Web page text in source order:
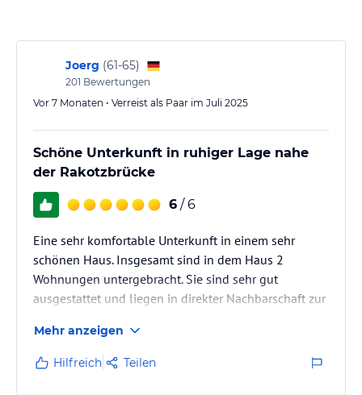
Joerg (61-65)
201 Bewertungen
Vor 7 Monaten • Verreist als Paar im Juli 2025
Schöne Unterkunft in ruhiger Lage nahe
der Rakotzbrücke
6 / 6
Eine sehr komfortable Unterkunft in einem sehr
schönen Haus. Insgesamt sind in dem Haus 2
Wohnungen untergebracht. Sie sind sehr gut
ausgestattet und liegen in direkter Nachbarschaft zur
Mehr anzeigen
Hilfreich Teilen